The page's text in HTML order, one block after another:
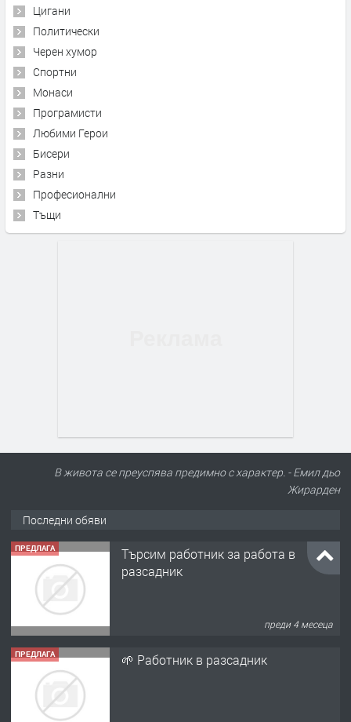
Цигани
Политически
Черен хумор
Спортни
Монаси
Програмисти
Любими Герои
Бисери
Разни
Професионални
Тъщи
В живота се преуспява предимно с характер. - Емил дьо
Жирарден
Последни обяви
ПРЕДЛАГА
Търсим работник за работа в
разсадник
преди 4 месеца
ПРЕДЛАГА 🌱 Работник в разсадник